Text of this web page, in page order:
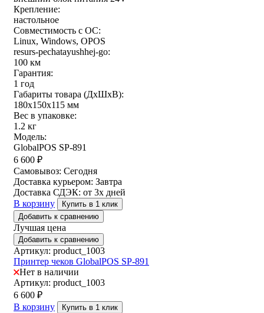
Крепление:
настольное
Совместимость с ОС:
Linux, Windows, OPOS
resurs-pechatayushhej-go:
100 км
Гарантия:
1 год
Габариты товара (ДxШxВ):
180х150х115 мм
Вес в упаковке:
1.2 кг
Модель:
GlobalPOS SP-891
6 600 ₽
Самовывоз: Сегодня
Доставка курьером: Завтра
Доставка СДЭК: от 3х дней
В корзину
Купить в 1 клик
Добавить к сравнению
Лучшая цена
Добавить к сравнению
Артикул: product_1003
Принтер чеков GlobalPOS SP-891
Нет в наличии
Артикул: product_1003
6 600 ₽
В корзину
Купить в 1 клик